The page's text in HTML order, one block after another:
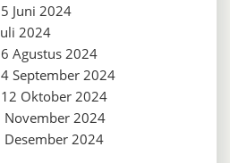
Juni 2024
2024
Agustus 2024
September 2024
Oktober 2024
November 2024
Desember 2024